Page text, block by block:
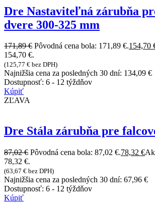
Dre Nastaviteľná zárubňa
dvere 300-325 mm
171,89€ Pôvodná cena bola: 171,89 €.154,70
154,70 €.
(125,77 € bez DPH)
Najnižšia cena za posledných 30 dní: 134,09 €
Dostupnosť: 6 - 12 týždňov
Kúpiť
ZĽAVA
Dre Stála zárubňa pre
87,02€ Pôvodná cena bola: 87,02 €.78,32 €
78,32 €.
(63,67 € bez DPH)
Najnižšia cena za posledných 30 dní: 67,96 €
Dostupnosť: 6 - 12 týždňov
Kúpiť